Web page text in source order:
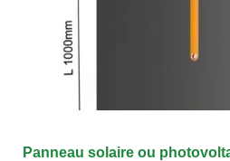
Panneau solaire ou